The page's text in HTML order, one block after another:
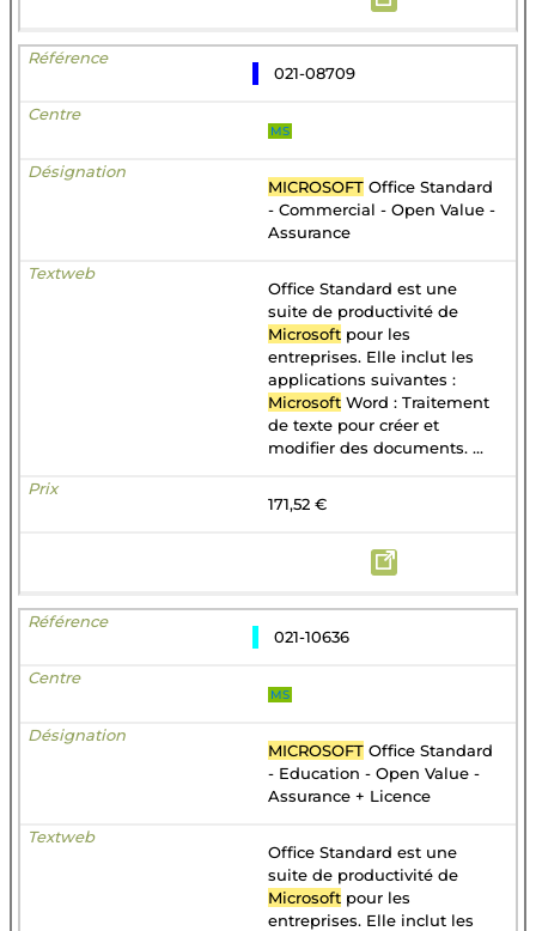
021-08709
MS
MICROSOFT Office Standard
- Commercial - Open Value -
Assurance
Office Standard est une
suite de productivité de
Microsoft pour les
entreprises. Elle inclut les
applications suivantes :
Microsoft Word : Traitement
de texte pour créer et
modifier des documents. ...
171,52 €
021-10636
MS
MICROSOFT Office Standard
- Education - Open Value -
Assurance + Licence
Office Standard est une
suite de productivité de
Microsoft pour les
entreprises. Elle inclut les